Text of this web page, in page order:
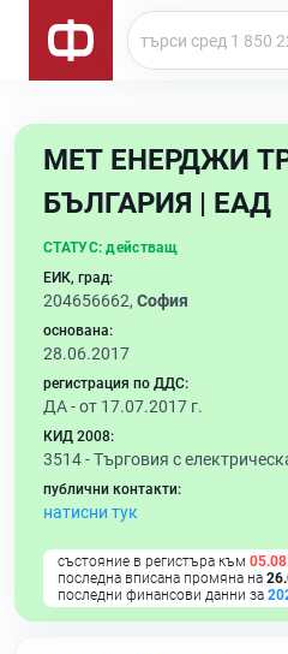
МЕТ ЕНЕРДЖИ
БЪЛГАРИЯ | ЕАД
СТАТУС: действащ
ЕИК, град:
204656662, София
основана:
28.06.2017
регистрация по ДДС:
ДА - от 17.07.2017 г.
КИД 2008:
3514 -Търговия с
публични контакти:
натисни тук
състояние в регистъра към
последна вписана промяна на
последни финансови данни за